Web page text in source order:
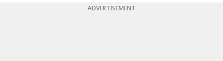
ADVERTISEMENT